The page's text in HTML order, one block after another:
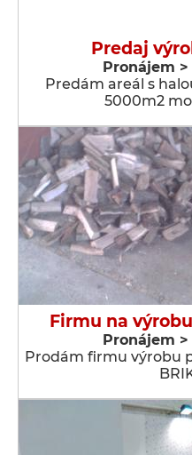
Predaj
Pronájem
Predám areál s
5000m2
Firmu na
Pronájem
Prodám firmu výrobu